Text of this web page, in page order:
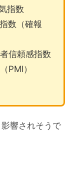
指数
数（確報
信頼感指数
PMI）
響されそうで